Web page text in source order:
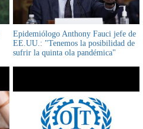
Epidemiólogo Anthony Fauci jefe de
EE.UU.: "Tenemos la posibilidad de
sufrir la quinta ola pandémica"